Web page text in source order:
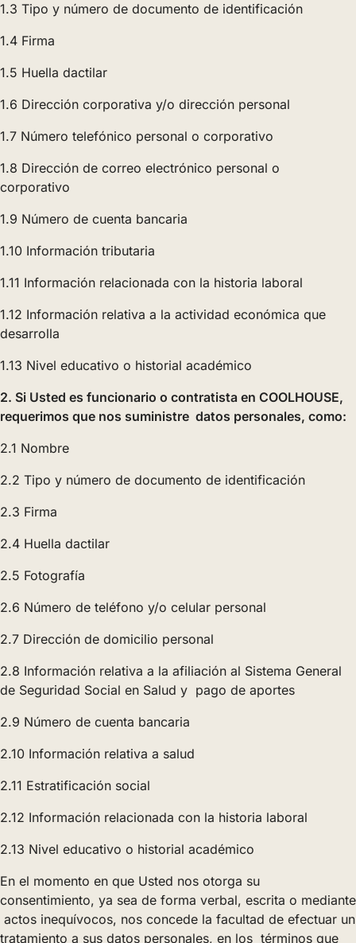
1.3 Tipo y número de documento de identificación
1.4 Firma
1.5 Huella dactilar
1.6 Dirección corporativa y/o dirección personal
1.7 Número telefónico personal o corporativo
1.8 Dirección de correo electrónico personal o
corporativo
1.9 Número de cuenta bancaria
1.10 Información tributaria
1.11 Información relacionada con la historia laboral
1.12 Información relativa a la actividad económica que
desarrolla
1.13 Nivel educativo o historial académico
2. Si Usted es funcionario o contratista en COOLHOUSE,
requerimos que nos suministre datos personales, como:
2.1 Nombre
2.2 Tipo y número de documento de identificación
2.3 Firma
2.4 Huella dactilar
2.5 Fotografía
2.6 Número de teléfono y/o celular personal
2.7 Dirección de domicilio personal
2.8 Información relativa a la afiliación al Sistema General
de Seguridad Social en Salud y pago de aportes
2.9 Número de cuenta bancaria
2.10 Información relativa a salud
2.11 Estratificación social
2.12 Información relacionada con la historia laboral
2.13 Nivel educativo o historial académico
En el momento en que Usted nos otorga su
consentimiento, ya sea de forma verbal, escrita o mediante
actos inequívocos, nos concede la facultad de efectuar un
tratamiento a sus datos personales, en los términos que